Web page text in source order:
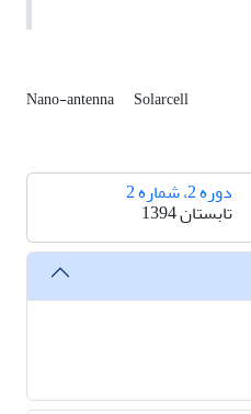
Nano-antenna Solarcell
دوره 2، شماره 2
تابستان 1394